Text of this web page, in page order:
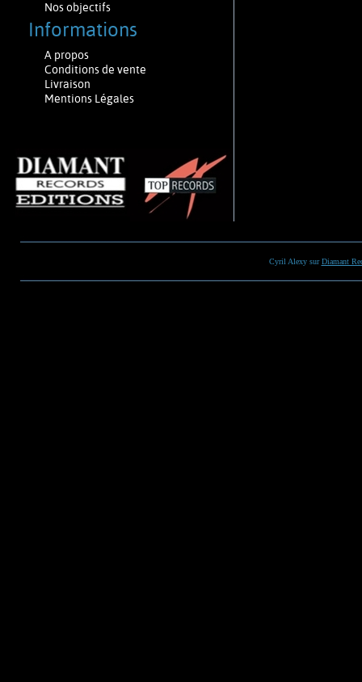
Nos objectifs
Informations
A propos
Conditions de vente
Livraison
Mentions Légales
Cyril Alexy surDiamant